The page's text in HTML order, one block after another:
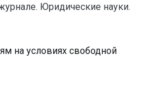
Юридические науки.
на условиях свободной